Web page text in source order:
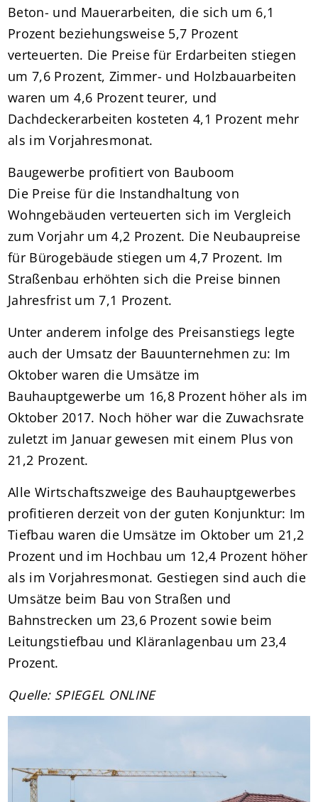
Beton- und Mauerarbeiten, die sich um 6,1
Prozent beziehungsweise 5,7 Prozent
verteuerten. Die Preise für Erdarbeiten stiegen
um 7,6 Prozent, Zimmer- und Holzbauarbeiten
waren um 4,6 Prozent teurer, und
Dachdeckerarbeiten kosteten 4,1 Prozent mehr
als im Vorjahresmonat.
Baugewerbe profitiert von Bauboom
Die Preise für die Instandhaltung von
Wohngebäuden verteuerten sich im Vergleich
zum Vorjahr um 4,2 Prozent. Die Neubaupreise
für Bürogebäude stiegen um 4,7 Prozent. Im
Straßenbau erhöhten sich die Preise binnen
Jahresfrist um 7,1 Prozent.
Unter anderem infolge des Preisanstiegs legte
auch der Umsatz der Bauunternehmen zu: Im
Oktober waren die Umsätze im
Bauhauptgewerbe um 16,8 Prozent höher als im
Oktober 2017. Noch höher war die Zuwachsrate
zuletzt im Januar gewesen mit einem Plus von
21,2 Prozent.
Alle Wirtschaftszweige des Bauhauptgewerbes
profitieren derzeit von der guten Konjunktur: Im
Tiefbau waren die Umsätze im Oktober um 21,2
Prozent und im Hochbau um 12,4 Prozent höher
als im Vorjahresmonat. Gestiegen sind auch die
Umsätze beim Bau von Straßen und
Bahnstrecken um 23,6 Prozent sowie beim
Leitungstiefbau und Kläranlagenbau um 23,4
Prozent.
Quelle: SPIEGEL ONLINE